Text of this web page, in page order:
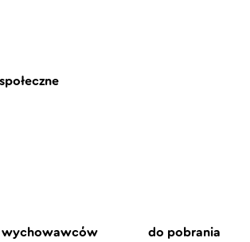
wychowawców do pobrania